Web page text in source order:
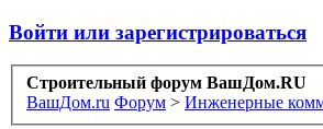
Войти или зарегистрироваться
Строительный форум ВашДом.RU
ВашДом.ru Форум > Инженерные